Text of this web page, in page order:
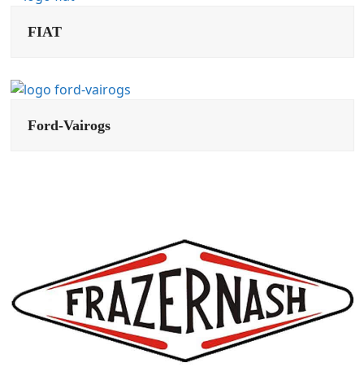
FIAT
Ford-Vairogs